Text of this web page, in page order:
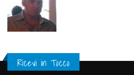
Ricevi in Tocco